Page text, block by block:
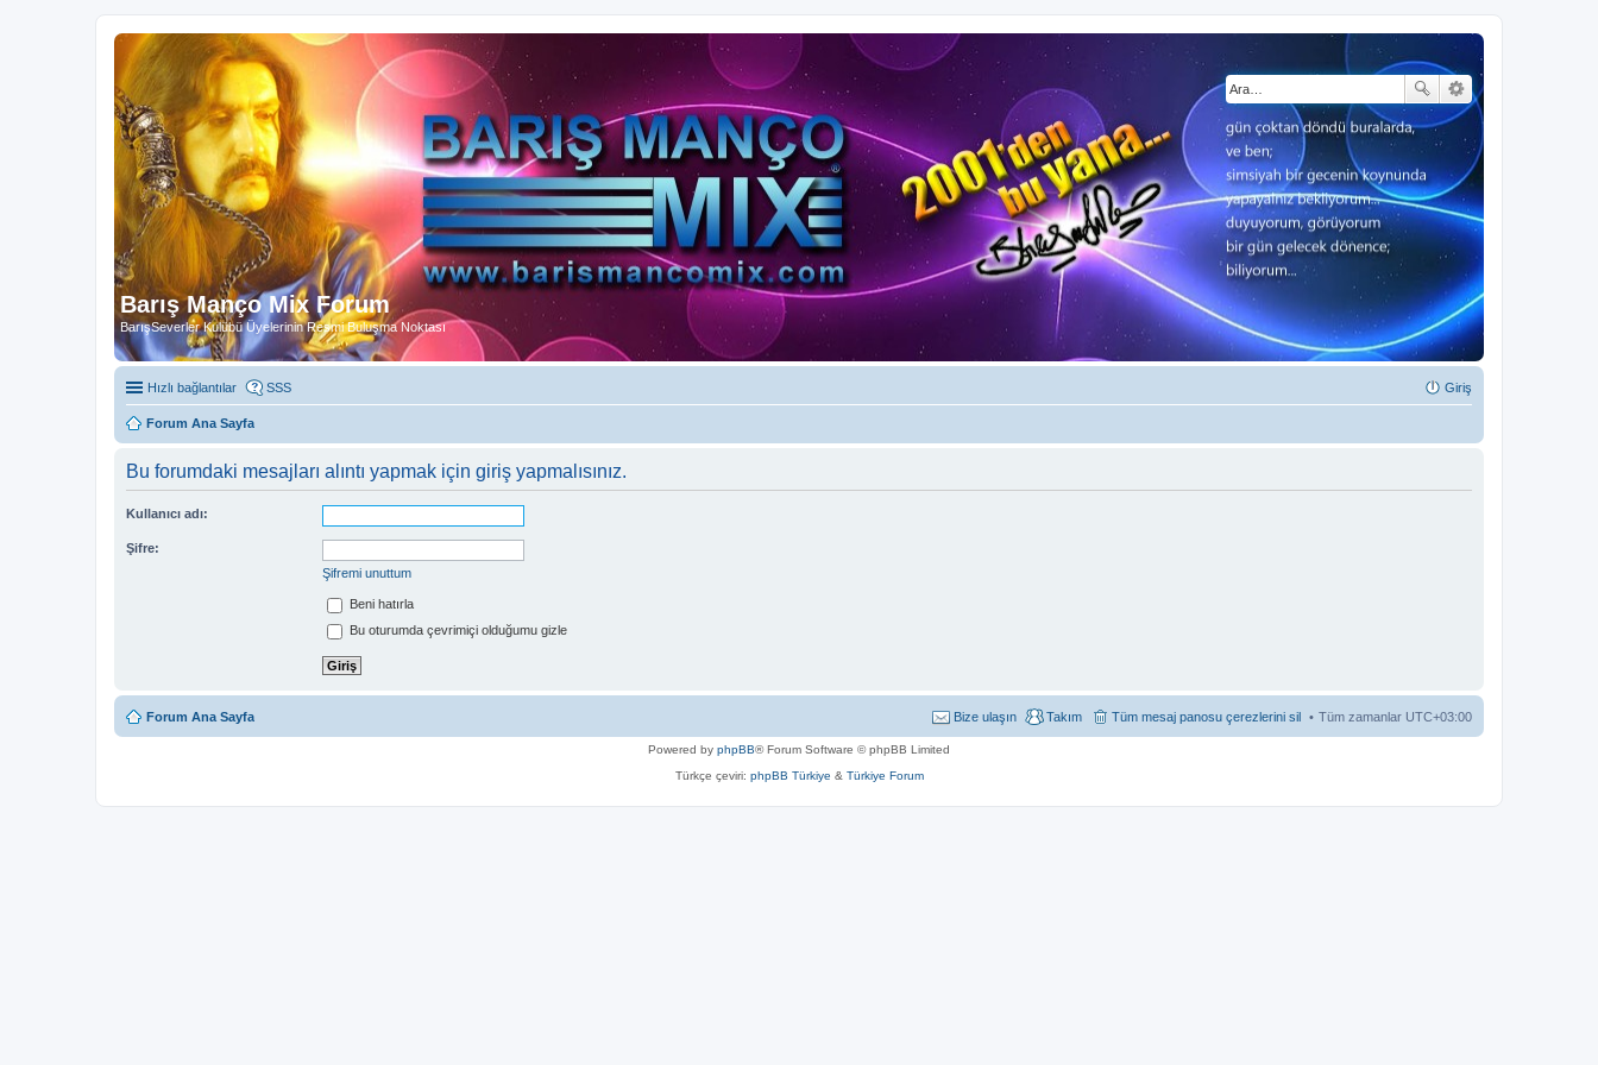
Barış Manço Mix Forum
BarışSeverler Kulübü Üyelerinin Resmi Buluşma Noktası
Hızlı bağlantılar SSS Giriş
Forum Ana Sayfa
Bu forumdaki mesajları alıntı yapmak için giriş yapmalısınız.
Kullanıcı adı:
Şifre:
Şifremi unuttum
Beni hatırla
Bu oturumda çevrimiçi olduğumu gizle
Forum Ana Sayfa Tüm zamanlar UTC+03:00
Tüm mesaj panosu çerezlerini sil
Takım
Bize ulaşın
Powered by phpBB® Forum Software © phpBB Limited
Türkçe çeviri: phpBB Türkiye & Türkiye Forum